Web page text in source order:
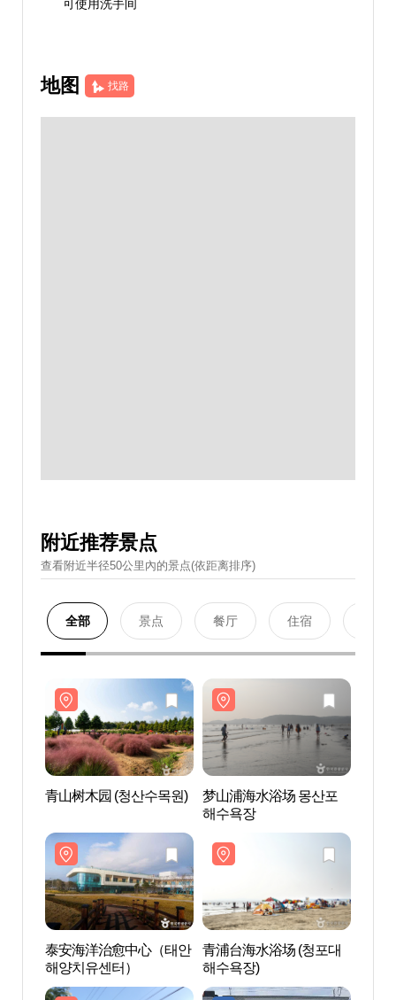
可使用洗手间
地图 找路
附近推荐景点
查看附近半径50公里內的景点(依距离排序)
全部 景点 餐厅 住宿
青山树木园 (청산수목원)
梦山浦海水浴场 몽산포
해수욕장
泰安海洋治愈中心（태안
해양치유센터）
青浦台海水浴场 (청포대
해수욕장)